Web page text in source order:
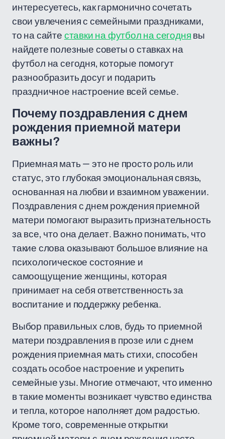
интересуетесь, как гармонично сочетать
свои увлечения с семейными праздниками,
то на сайтеставки на футбол на сегоднявы
найдете полезные советы о ставках на
футбол на сегодня, которые помогут
разнообразить досуг и подарить
праздничное настроение всей семье.
Почему поздравления с днем
рождения приемной матери
важны?
Приемная мать — это не просто роль или
статус, это глубокая эмоциональная связь,
основанная на любви и взаимном уважении.
Поздравления с днем рождения приемной
матери помогают выразить признательность
за все, что она делает. Важно понимать, что
такие слова оказывают большое влияние на
психологическое состояние и
самоощущение женщины, которая
принимает на себя ответственность за
воспитание и поддержку ребенка.
Выбор правильных слов, будь то приемной
матери поздравления в прозе или с днем
рождения приемная мать стихи, способен
создать особое настроение и укрепить
семейные узы. Многие отмечают, что именно
в такие моменты возникает чувство единства
и тепла, которое наполняет дом радостью.
Кроме того, современные открытки